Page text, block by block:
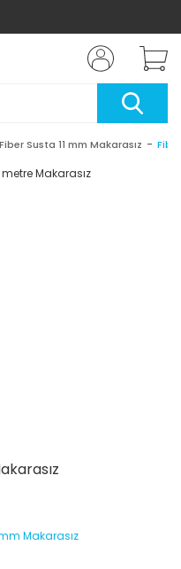
Fiber Susta 11 mm Makarasız
Makarasız